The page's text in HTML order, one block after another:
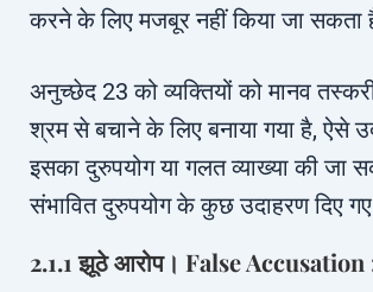
करने के लिए मजबूर नहीं किया जा सकता
अनुच्छेद 23 को व्यक्तियों को मानव
श्रम से बचाने के लिए बनाया गया है, ऐसे
इसका दुरुपयोग या गलत व्याख्या की जा
संभावित दुरुपयोग के कुछ उदाहरण दिए
2.1.1 झूठे आरोप। False Accusation